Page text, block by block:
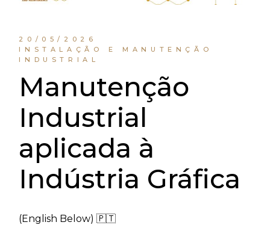
20/05/2026
INSTALAÇÃO E MANUTENÇÃO
INDUSTRIAL
Manutenção
Industrial
aplicada à
Indústria Gráfica
(English Below) 🇵🇹